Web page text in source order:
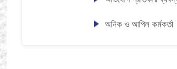
অনিক ও আপিল কর্মকর্তা